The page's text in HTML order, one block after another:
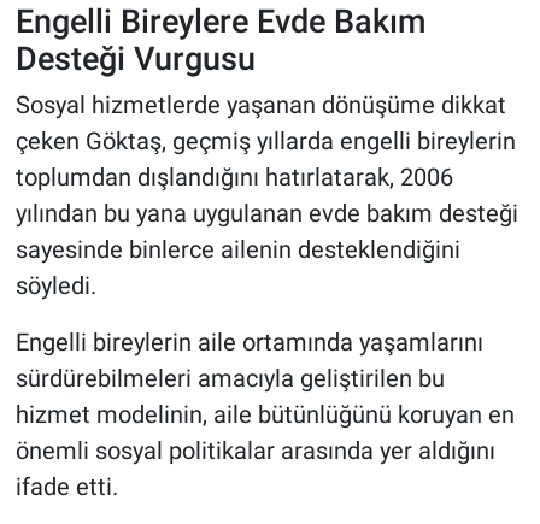
Engelli Bireylere Evde Bakım
Desteği Vurgusu
Sosyal hizmetlerde yaşanan dönüşüme dikkat
çeken Göktaş, geçmiş yıllarda engelli bireylerin
toplumdan dışlandığını hatırlatarak, 2006
yılından bu yana uygulanan evde bakım desteği
sayesinde binlerce ailenin desteklendiğini
söyledi.
Engelli bireylerin aile ortamında yaşamlarını
sürdürebilmeleri amacıyla geliştirilen bu
hizmet modelinin, aile bütünlüğünü koruyan en
önemli sosyal politikalar arasında yer aldığını
ifade etti.